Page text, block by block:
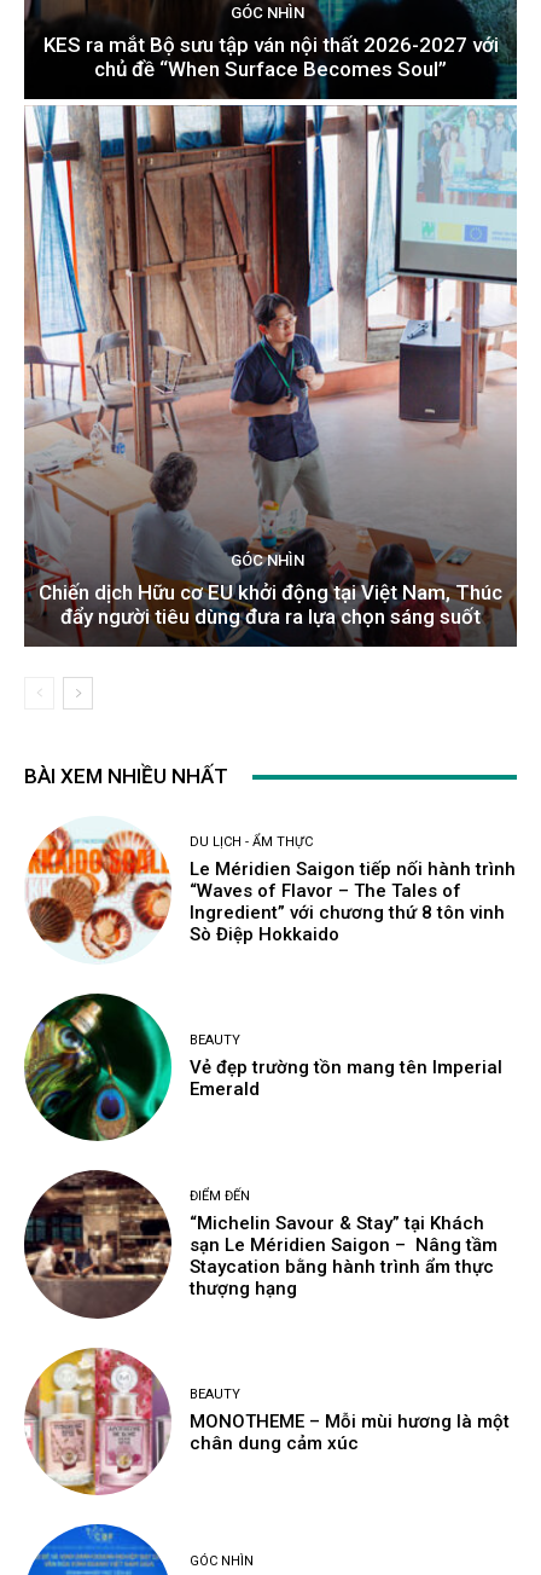
GÓC NHÌN
KES ra mắt Bộ sưu tập ván nội thất 2026-2027 với
chủ đề “When Surface Becomes Soul”
GÓC NHÌN
Chiến dịch Hữu cơ EU khởi động tại Việt Nam, Thúc
đẩy người tiêu dùng đưa ra lựa chọn sáng suốt
BÀI XEM NHIỀU NHẤT
DU LỊCH - ẨM THỰC
Le Méridien Saigon tiếp nối hành trình
“Waves of Flavor – The Tales of
Ingredient” với chương thứ 8 tôn vinh
Sò Điệp Hokkaido
BEAUTY
Vẻ đẹp trường tồn mang tên Imperial
Emerald
ĐIỂM ĐẾN
“Michelin Savour & Stay” tại Khách
sạn Le Méridien Saigon – Nâng tầm
Staycation bằng hành trình ẩm thực
thượng hạng
BEAUTY
MONOTHEME – Mỗi mùi hương là một
chân dung cảm xúc
GÓC NHÌN